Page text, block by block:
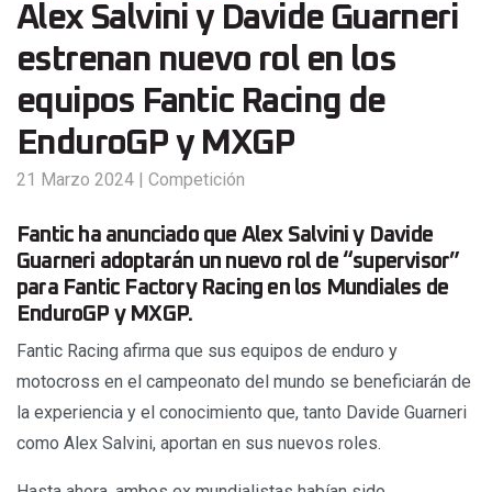
Alex Salvini y Davide Guarneri
estrenan nuevo rol en los
equipos Fantic Racing de
EnduroGP y MXGP
21 Marzo 2024 | Competición
Fantic ha anunciado que Alex Salvini y Davide
Guarneri adoptarán un nuevo rol de “supervisor”
para Fantic Factory Racing en los Mundiales de
EnduroGP y MXGP.
Fantic Racing afirma que sus equipos de enduro y
motocross en el campeonato del mundo se beneficiarán de
la experiencia y el conocimiento que, tanto Davide Guarneri
como Alex Salvini, aportan en sus nuevos roles.